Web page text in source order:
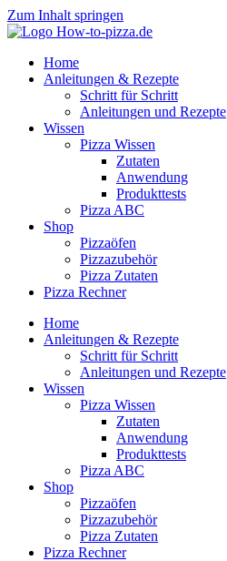
Zum Inhalt springen
Home
Anleitungen & Rezepte
Schritt für Schritt
Anleitungen und Rezepte
Wissen
Pizza Wissen
Zutaten
Anwendung
Produkttests
Pizza ABC
Shop
Pizzaöfen
Pizzazubehör
Pizza Zutaten
Pizza Rechner
Home
Anleitungen & Rezepte
Schritt für Schritt
Anleitungen und Rezepte
Wissen
Pizza Wissen
Zutaten
Anwendung
Produkttests
Pizza ABC
Shop
Pizzaöfen
Pizzazubehör
Pizza Zutaten
Pizza Rechner